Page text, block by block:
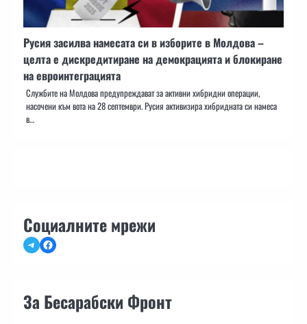
Русия засилва намесата си в изборите в Молдова –
целта е дискредитиране на демокрацията и блокиране
на евроинтеграцията
Службите на Молдова предупреждават за активни хибридни операции,
насочени към вота на 28 септември. Русия активизира хибридната си намеса
в…
Социалните мрежи
TelegramFacebook
За Бесарабски Фронт